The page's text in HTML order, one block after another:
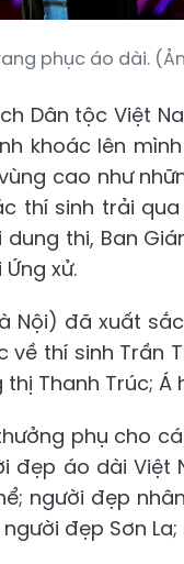
phục áo dài.
Dân tộc Việt
khoác lên
cao như
thí sinh trải
thi, Ban
xử.
Nội) đã xuất
thí sinh Trần
Thanh Trúc; Á
phụ cho
đẹp áo dài Việt
người đẹp
đẹp Sơn